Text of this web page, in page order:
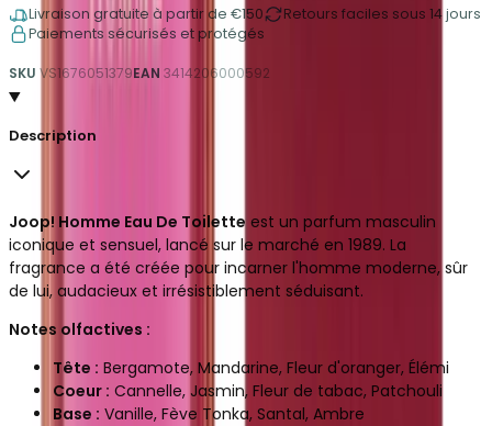
Livraison gratuite à partir de €150
Retours faciles sous 14 jours
Paiements sécurisés et protégés
SKU VS1676051379EAN 3414206000592
Description
Joop! Homme Eau De Toilette est un parfum masculin
iconique et sensuel, lancé sur le marché en 1989. La
fragrance a été créée pour incarner l'homme moderne, sûr
de lui, audacieux et irrésistiblement séduisant.
Notes olfactives :
Tête : Bergamote, Mandarine, Fleur d'oranger, Élémi
Coeur : Cannelle, Jasmin, Fleur de tabac, Patchouli
Base : Vanille, Fève Tonka, Santal, Ambre